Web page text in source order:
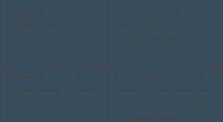
cookielawinfo-
checkbox-functional
11
months
The cookie is set by GDPR cookie
consent to record the user consent for
the cookies in the category
"Functional".
cookielawinfo-
checkbox-necessary
11
months
This cookie is set by GDPR Cookie
Consent plugin. The cookies is used to
store the user consent for the cookies
in the category "Necessary".